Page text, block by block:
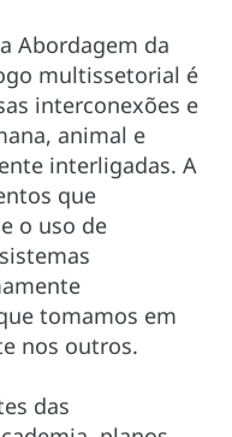
Abordagem da
multissetorial é
interconexões e
animal e
interligadas. A
que
o uso de
tomamos em
nos outros.
das